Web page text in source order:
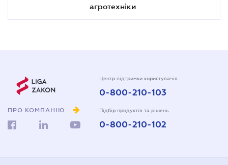
агротехніки
ПРО КОМПАНІЮ
Центр підтримки користувачів
0-800-210-103
Підбір продуктів та рішень
0-800-210-102